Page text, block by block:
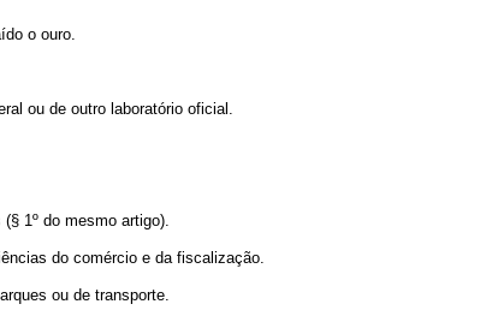
o ouro.
ou de outro laboratório oficial.
1º do mesmo artigo).
do comércio e da fiscalização.
ou de transporte.